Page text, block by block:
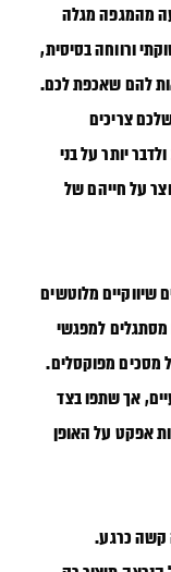
מהמגפה מגלה
ורווחה בסיסית,
להם שאכפת לכם.
צריכים
יותר על בני
על חייהם של
שיווקיים מלוטשים
למפגשי
מסכים מפוקסלים.
אך שתפו בצד
אפקט על האופן
קשה כרגע.